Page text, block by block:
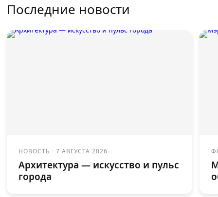
Последние новости
НОВОСТЬ ·7 АВГУСТА 2026
Архитектура — искусство и пульс
города